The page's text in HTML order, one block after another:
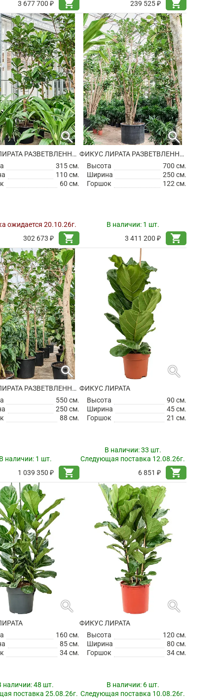
3 677 700 ₽ shopping_cart 239 525 ₽ shopping_cart
search
ФИКУС ЛИРАТА РАЗВЕТВЛЕННЫЙ
315 см.
110 см.
60 см.
ожидается 20.10.26г.
302 673 ₽
shopping_cart
search
ФИКУС ЛИРАТА РАЗВЕТВЛЕННЫЙ
Высота
700 см.
Ширина
250 см.
Горшок
122 см.
В наличии: 1 шт.
3 411 200 ₽
shopping_cart
search
ФИКУС ЛИРАТА РАЗВЕТВЛЕННЫЙ
550 см.
250 см.
88 см.
наличии: 1 шт.
1 039 350 ₽
shopping_cart
search
ФИКУС ЛИРАТА
Высота
90 см.
Ширина
45 см.
Горшок
21 см.
В наличии:33 шт.
Следующая поставка 12.08.26г.
6 851 ₽
shopping_cart
search
160 см.
85 см.
34 см.
наличии:48 шт.
поставка 25.08.26г.
search
ФИКУС ЛИРАТА
Высота
120 см.
Ширина
80 см.
Горшок
34 см.
В наличии: 6 шт.
Следующая поставка 10.08.26г.